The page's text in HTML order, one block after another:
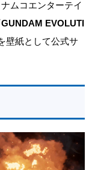
ムコエンターテイ
GUNDAM EVOLUTI
壁紙として公式サ